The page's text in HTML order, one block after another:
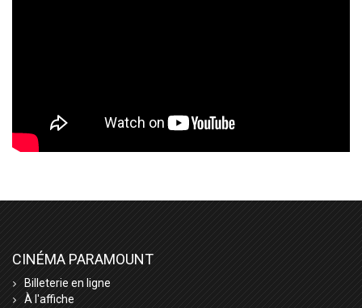
CINÉMA PARAMOUNT
Billeterie en ligne
À l'affiche